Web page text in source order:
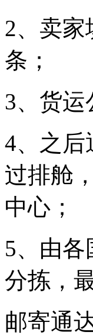
2、卖
条；
3、货
4、之后
过排舱
中心；
5、由
分拣，
邮寄通